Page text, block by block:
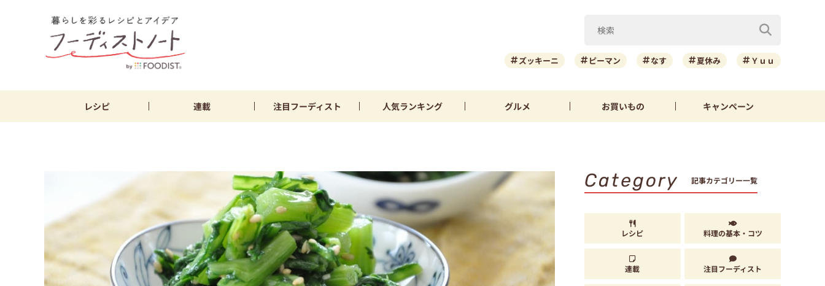
ズッキーニ ピーマン なす 夏休み Ｙｕｕ
レシピ 連載 注目フーディスト 人気ランキング グルメ お買いもの キャンペーン
Category 記事カテゴリー一覧
レシピ 料理の基本・コツ
連載 注目フーディスト